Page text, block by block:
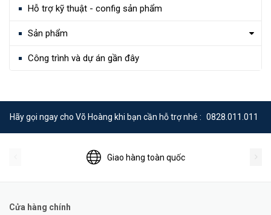
Hỗ trợ kỹ thuật - config sản phẩm
Sản phẩm
Công trình và dự án gần đây
Hãy gọi ngay cho Võ Hoàng khi bạn cần hỗ trợ nhé : 0828.011.011
Giao hàng toàn quốc
Cửa hàng chính